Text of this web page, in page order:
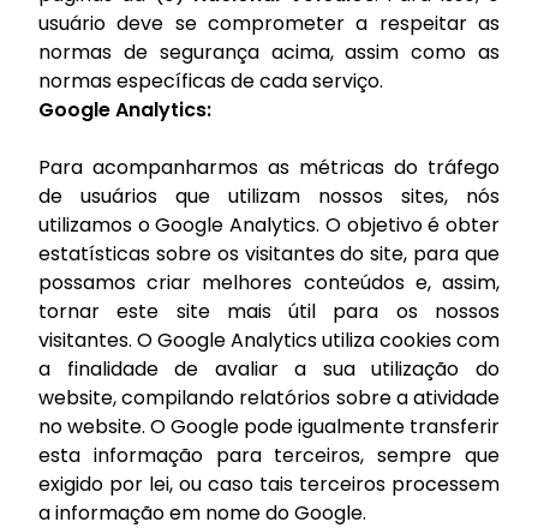
usuário deve se comprometer a respeitar as
normas de segurança acima, assim como as
normas específicas de cada serviço.
Google Analytics:
Para acompanharmos as métricas do tráfego
de usuários que utilizam nossos sites, nós
utilizamos o Google Analytics. O objetivo é obter
estatísticas sobre os visitantes do site, para que
possamos criar melhores conteúdos e, assim,
tornar este site mais útil para os nossos
visitantes. O Google Analytics utiliza cookies com
a finalidade de avaliar a sua utilização do
website, compilando relatórios sobre a atividade
no website. O Google pode igualmente transferir
esta informação para terceiros, sempre que
exigido por lei, ou caso tais terceiros processem
a informação em nome do Google.